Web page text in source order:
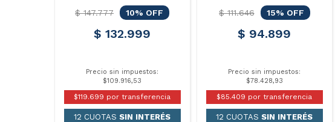
$ 147.777 10% OFF
$ 132.999
Precio sin impuestos:
$109.916,53
$119.699 por transferencia
12 CUOTAS SIN INTERÉS
$ 111.646 15% OFF
$ 94.899
Precio sin impuestos:
$78.428,93
$85.409 por transferencia
12 CUOTAS SIN INTERÉS